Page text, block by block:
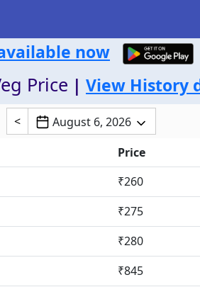
now
Price | View History
<
August 6, 2026
Price
₹260
₹275
₹280
₹845